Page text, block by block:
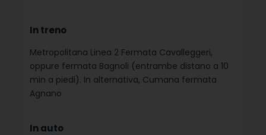
In treno
Metropolitana Linea 2 Fermata Cavalleggeri,
oppure fermata Bagnoli (entrambe distano a 10
min a piedi). In alternativa, Cumana fermata
Agnano
In auto